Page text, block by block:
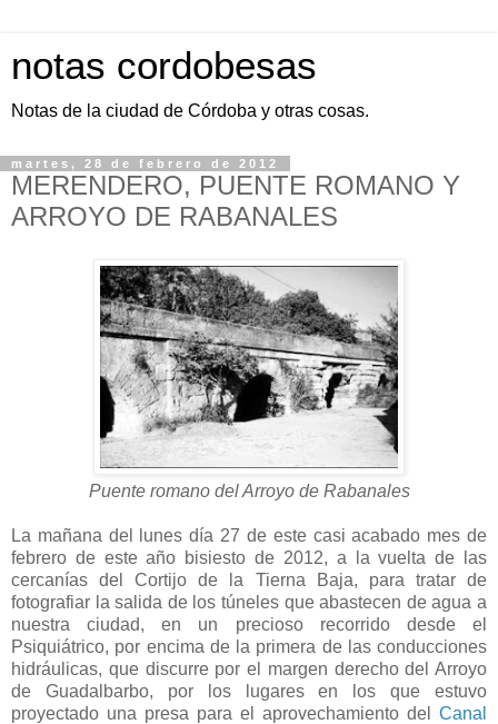
notas cordobesas
Notas de la ciudad de Córdoba y otras cosas.
martes, 28 de febrero de 2012
MERENDERO, PUENTE ROMANO Y
ARROYO DE RABANALES
Puente romano del Arroyo de Rabanales
La mañana del lunes día 27 de este casi acabado mes de
febrero de este año bisiesto de 2012, a la vuelta de las
cercanías del Cortijo de la Tierna Baja, para tratar de
fotografiar la salida de los túneles que abastecen de agua a
nuestra ciudad, en un precioso recorrido desde el
Psiquiátrico, por encima de la primera de las conducciones
hidráulicas, que discurre por el margen derecho del Arroyo
de Guadalbarbo, por los lugares en los que estuvo
proyectado una presa para el aprovechamiento del Canal